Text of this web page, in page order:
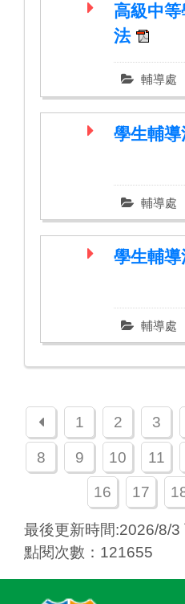
高級中
法
輔導處
學生輔導
輔導處
學生輔導
輔導處
上一頁
1 2 3
8 9 10 11
16 17
最後更新時間:2026/8/3
點閱次數：121655
:::